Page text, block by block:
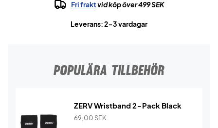
Fri fraktvid köp över 499 SEK
Leverans: 2-3 vardagar
POPULÄRA TILLBEHÖR
ZERV Wristband 2-Pack Black
69,00 SEK